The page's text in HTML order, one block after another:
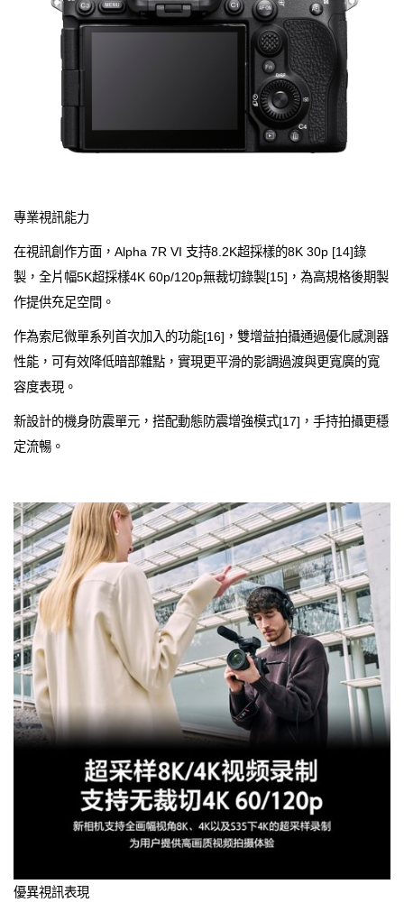
專業視訊能力
在視訊創作方面，Alpha 7R VI 支持8.2K超採樣的8K 30p [14]錄
製，全片幅5K超採樣4K 60p/120p無裁切錄製[15]，為高規格後期製
作提供充足空間。
作為索尼微單系列首次加入的功能[16]，雙增益拍攝通過優化感測器
性能，可有效降低暗部雜點，實現更平滑的影調過渡與更寬廣的寬
容度表現。
新設計的機身防震單元，搭配動態防震增強模式[17]，手持拍攝更穩
定流暢。
優異視訊表現